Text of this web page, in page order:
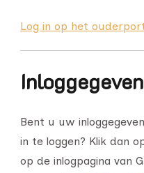
Log in op het
Bent u uw
in te loggen? Klik dan
op de inlogpagina van